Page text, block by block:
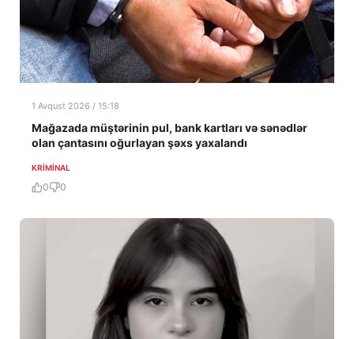
1 Avqust 2026 / 15:18
Mağazada müştərinin pul, bank kartları və sənədlər
olan çantasını oğurlayan şəxs yaxalandı
KRIMINAL
0 0